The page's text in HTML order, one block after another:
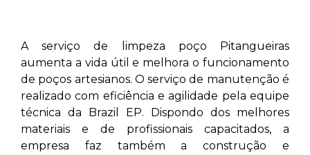
A serviço de limpeza poço Pitangueiras
aumenta a vida útil e melhora o funcionamento
de poços artesianos. O serviço de manutenção é
realizado com eficiência e agilidade pela equipe
técnica da Brazil EP. Dispondo dos melhores
materiais e de profissionais capacitados, a
empresa faz também a construção e